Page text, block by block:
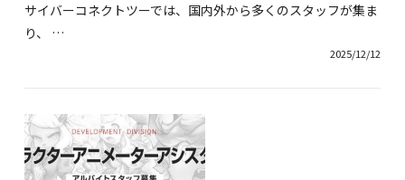
サイバーコネクトツーでは、国内外から多くのスタッフが集ま
り、 …
2025/12/12